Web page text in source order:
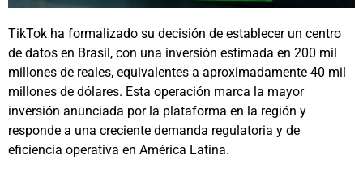
TikTok ha formalizado su decisión de establecer un centro
de datos en Brasil, con una inversión estimada en 200 mil
millones de reales, equivalentes a aproximadamente 40 mil
millones de dólares. Esta operación marca la mayor
inversión anunciada por la plataforma en la región y
responde a una creciente demanda regulatoria y de
eficiencia operativa en América Latina.